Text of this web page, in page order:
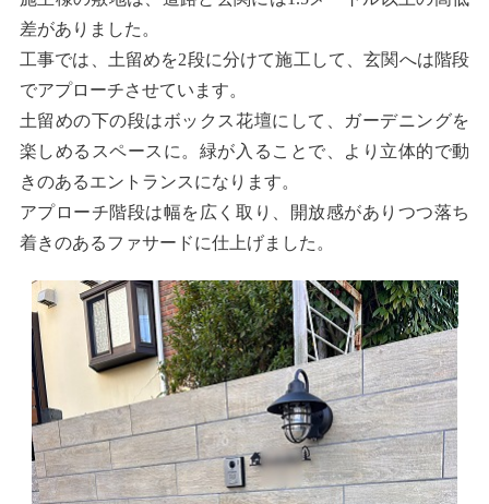
差がありました。
工事では、土留めを2段に分けて施工して、玄関へは階段
でアプローチさせています。
土留めの下の段はボックス花壇にして、ガーデニングを
楽しめるスペースに。緑が入ることで、より立体的で動
きのあるエントランスになります。
アプローチ階段は幅を広く取り、開放感がありつつ落ち
着きのあるファサードに仕上げました。